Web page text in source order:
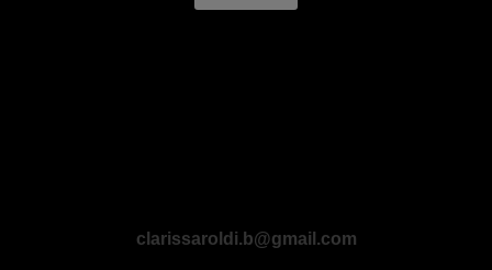
clarissaroldi.b@gmail.com